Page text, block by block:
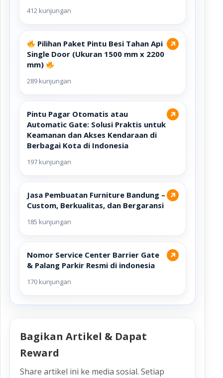
412 kunjungan
↗
Pilihan Paket Pintu Besi Tahan Api
Single Door (Ukuran 1500 mm x 2200
mm)
289 kunjungan
↗
Pintu Pagar Otomatis atau
Automatic Gate: Solusi Praktis untuk
Keamanan dan Akses Kendaraan di
Berbagai Kota di Indonesia
197 kunjungan
↗
Jasa Pembuatan Furniture Bandung –
Custom, Berkualitas, dan Bergaransi
185 kunjungan
↗
Nomor Service Center Barrier Gate
& Palang Parkir Resmi di indonesia
170 kunjungan
Bagikan Artikel & Dapat
Reward
Share artikel ini ke media sosial. Setiap